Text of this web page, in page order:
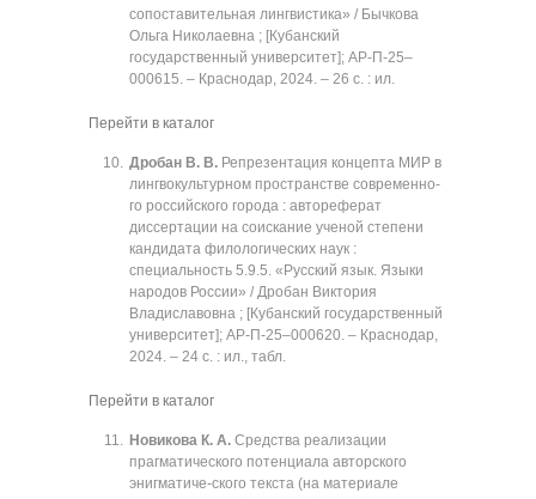
сопоставительная лингвистика» / Бычкова
Ольга Николаевна ; [Кубанский
государственный университет]; АР-П-25‒
000615. ‒ Краснодар, 2024. ‒ 26 с. : ил.
Перейти в каталог
Дробан В. В. Репрезентация концепта МИР в
лингвокультурном пространстве современно-
го российского города : автореферат
диссертации на соискание ученой степени
кандидата филологических наук :
специальность 5.9.5. «Русский язык. Языки
народов России» / Дробан Виктория
Владиславовна ; [Кубанский государственный
университет]; АР-П-25‒000620. ‒ Краснодар,
2024. ‒ 24 с. : ил., табл.
Перейти в каталог
Новикова К. А. Средства реализации
прагматического потенциала авторского
энигматиче-ского текста (на материале